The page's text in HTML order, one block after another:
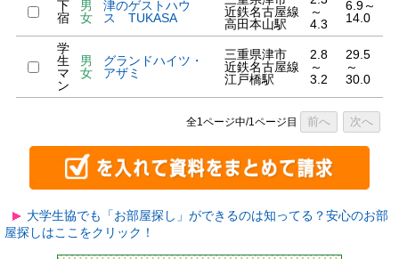
下
宿
男
女
津のゲストハウ
ス TUKASA
近鉄名古屋線
高田本山駅
～
4.3
6.9～
14.0
学
生
マ
ン
男
女
グランドハイツ・
アザミ
三重県津市
近鉄名古屋線
江戸橋駅
2.8
～
3.2
29.5
～
30.0
全1ページ中/1ページ目 前へ 次へ
大学生協でも「お部屋探し」ができるのは知ってる？安心のお部
屋探しはここをクリック！